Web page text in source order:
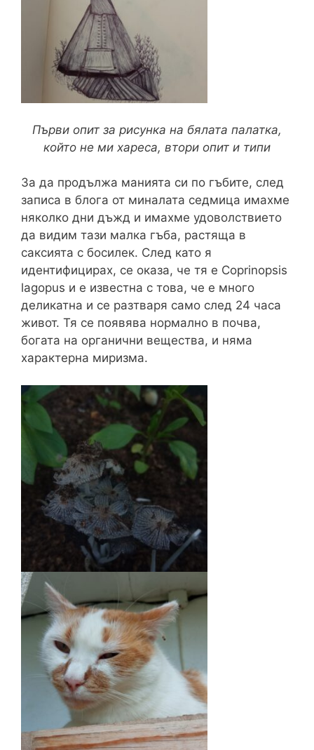
Първи опит за рисунка на бялата палатка,
който не ми хареса, втори опит и типи
За да продължа манията си по гъбите, след
записа в блога от миналата седмица имахме
няколко дни дъжд и имахме удоволствието
да видим тази малка гъба, растяща в
саксията с босилек. След като я
идентифицирах, се оказа, че тя е Coprinopsis
lagopus и е известна с това, че е много
деликатна и се разтваря само след 24 часа
живот. Тя се появява нормално в почва,
богата на органични вещества, и няма
характерна миризма.